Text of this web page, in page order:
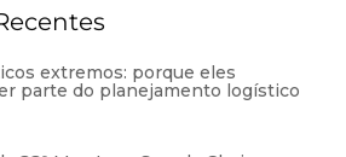
extremos: porque eles
parte do planejamento logístico